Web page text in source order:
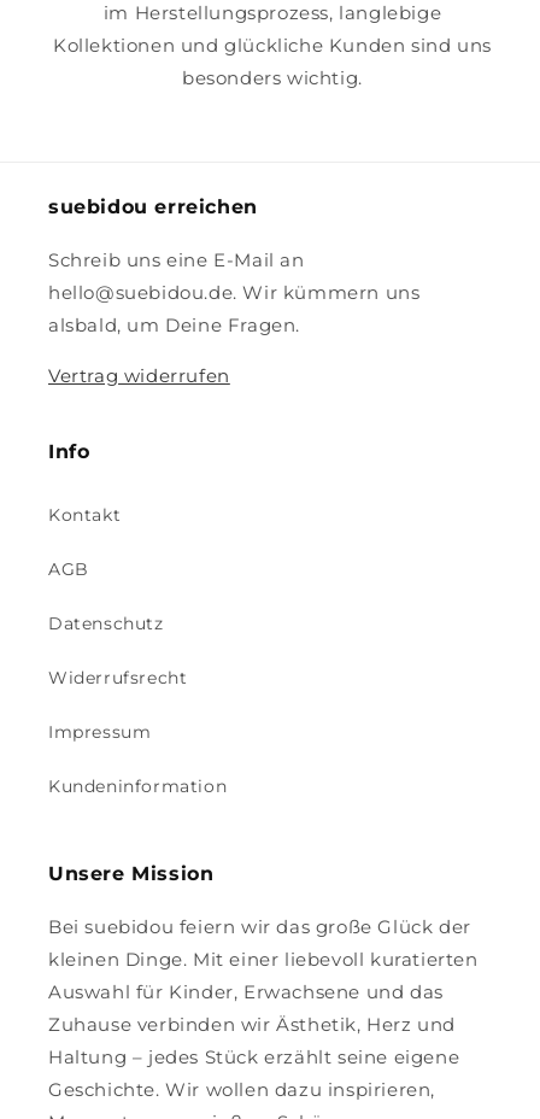
im Herstellungsprozess, langlebige
Kollektionen und glückliche Kunden sind uns
besonders wichtig.
suebidou erreichen
Schreib uns eine E-Mail an
hello@suebidou.de. Wir kümmern uns
alsbald, um Deine Fragen.
Vertrag widerrufen
Info
Kontakt
AGB
Datenschutz
Widerrufsrecht
Impressum
Kundeninformation
Unsere Mission
Bei suebidou feiern wir das große Glück der
kleinen Dinge. Mit einer liebevoll kuratierten
Auswahl für Kinder, Erwachsene und das
Zuhause verbinden wir Ästhetik, Herz und
Haltung – jedes Stück erzählt seine eigene
Geschichte. Wir wollen dazu inspirieren,